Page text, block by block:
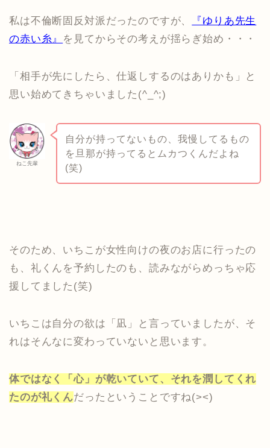
私は不倫断固反対派だったのですが、
『ゆりあ先生
の赤い糸』 を見てからその考えが揺らぎ始め・・・
「相手が先にしたら、仕返しするのはありかも」と
思い始めてきちゃいました(^_^;)
ねこ先輩
自分が持ってないもの、我慢してるもの
を旦那が持ってるとムカつくんだよね
(笑)
そのため、いちこが女性向けの夜のお店に行ったの
も、礼くんを予約したのも、読みながらめっちゃ応
援してました(笑)
いちこは自分の欲は「凪」と言っていましたが、そ
れはそんなに変わっていないと思います。
体ではなく「心」が乾いていて、それを潤してくれ
たのが礼くんだったということですね(><)